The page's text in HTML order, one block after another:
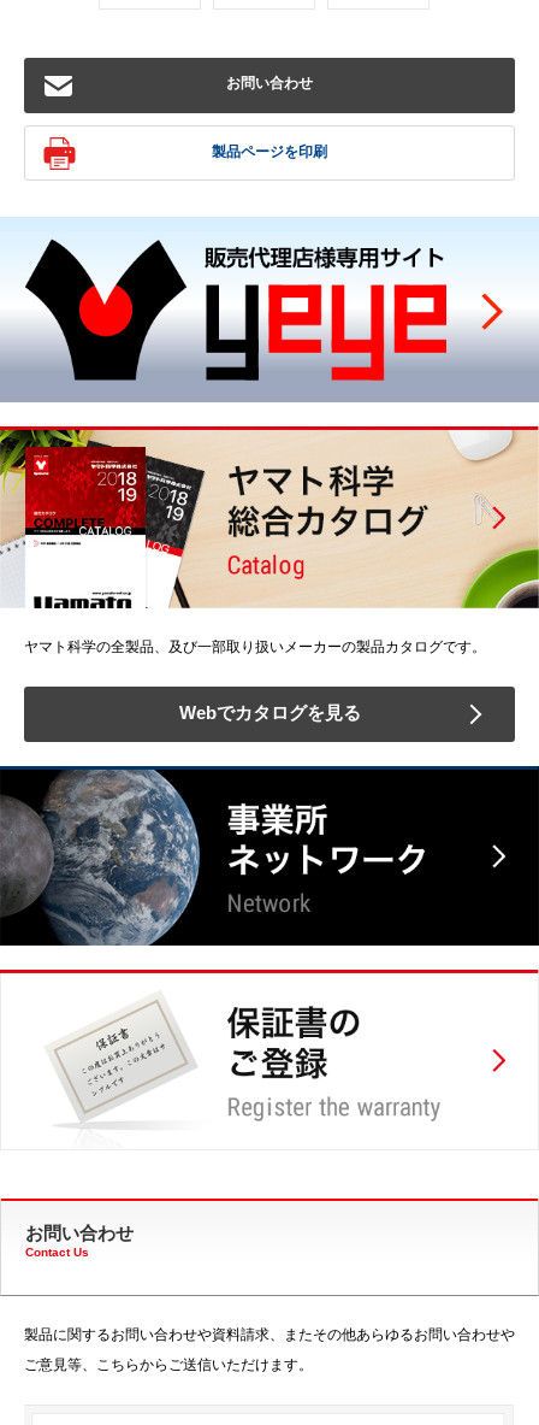
お問い合わせ
製品ページを印刷
ヤマト科学の全製品、及び一部取り扱いメーカーの製品カタログです。
Webでカタログを見る
お問い合わせ
Contact Us
製品に関するお問い合わせや資料請求、またその他あらゆるお問い合わせや
ご意見等、こちらからご送信いただけます。